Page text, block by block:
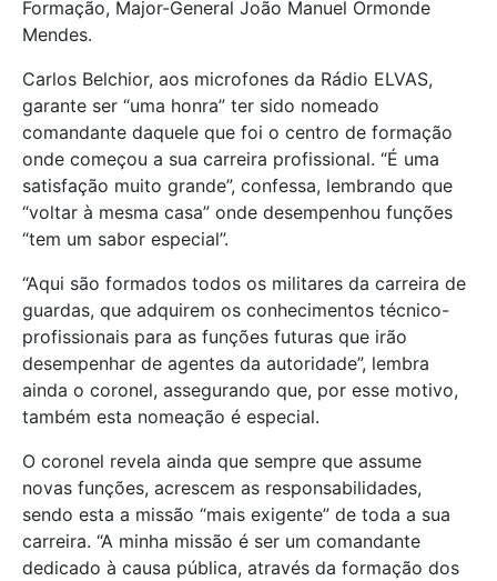
Formação, Major-General João Manuel Ormonde
Mendes.
Carlos Belchior, aos microfones da Rádio ELVAS,
garante ser “uma honra” ter sido nomeado
comandante daquele que foi o centro de formação
onde começou a sua carreira profissional. “É uma
satisfação muito grande”, confessa, lembrando que
“voltar à mesma casa” onde desempenhou funções
“tem um sabor especial”.
“Aqui são formados todos os militares da carreira de
guardas, que adquirem os conhecimentos técnico-
profissionais para as funções futuras que irão
desempenhar de agentes da autoridade”, lembra
ainda o coronel, assegurando que, por esse motivo,
também esta nomeação é especial.
O coronel revela ainda que sempre que assume
novas funções, acrescem as responsabilidades,
sendo esta a missão “mais exigente” de toda a sua
carreira. “A minha missão é ser um comandante
dedicado à causa pública, através da formação dos